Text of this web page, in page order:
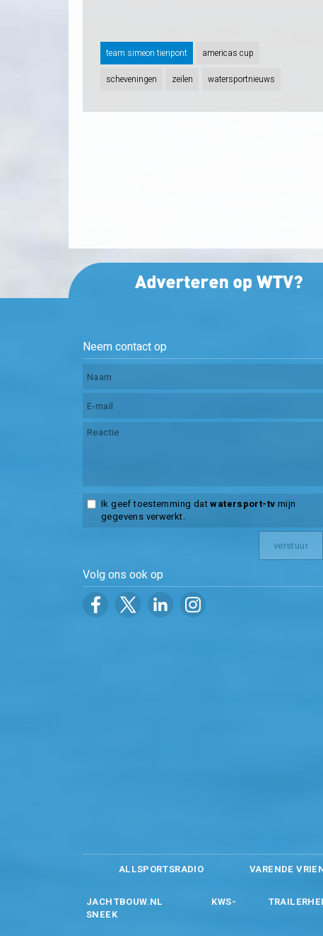
team simeon tienpont americas cup
scheveningen zeilen watersportnieuws
Neem contact op
Ik geef toestemming datwatersport-tv mijn
gegevens verwerkt.
Volg ons ook op
ALLSPORTSRADIO VARENDE
JACHTBOUW.NL
KWS-
SNEEK